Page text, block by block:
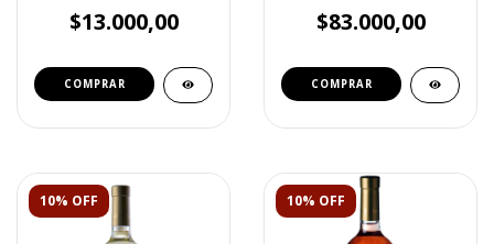
$13.000,00 $83.000,00
10% OFF 10% OFF